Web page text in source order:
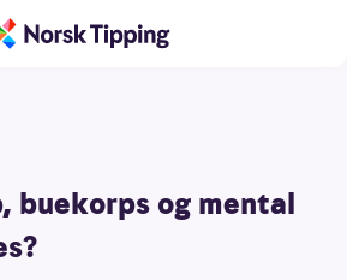
buekorps og mental